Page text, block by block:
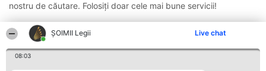
ȘOIMII Legii Live chat
08:03
nostru de căutare. Folosiți doar cele mai bune servicii!